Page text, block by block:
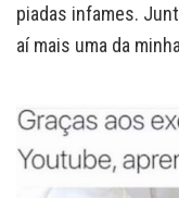
piadas infames.
aí mais uma da